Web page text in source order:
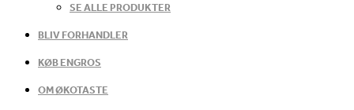
SE ALLE PRODUKTER
BLIV FORHANDLER
KØB ENGROS
OM ØKOTASTE